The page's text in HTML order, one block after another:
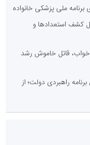
برنامه ملی پزشکی خانواده
کشف استعدادها و
قاتل خاموش رشد
راهبردی دولت؛ از